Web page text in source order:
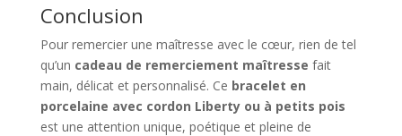
Conclusion
Pour remercier une maîtresse avec le cœur, rien de tel
qu’un cadeau de remerciement maîtresse fait
main, délicat et personnalisé. Ce bracelet en
porcelaine avec cordon Liberty ou à petits pois
est une attention unique, poétique et pleine de